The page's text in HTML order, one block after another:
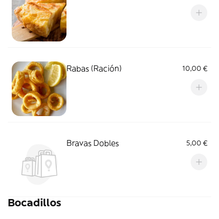
Rabas (Ración) 10,00 €
Bravas Dobles 5,00 €
Bocadillos